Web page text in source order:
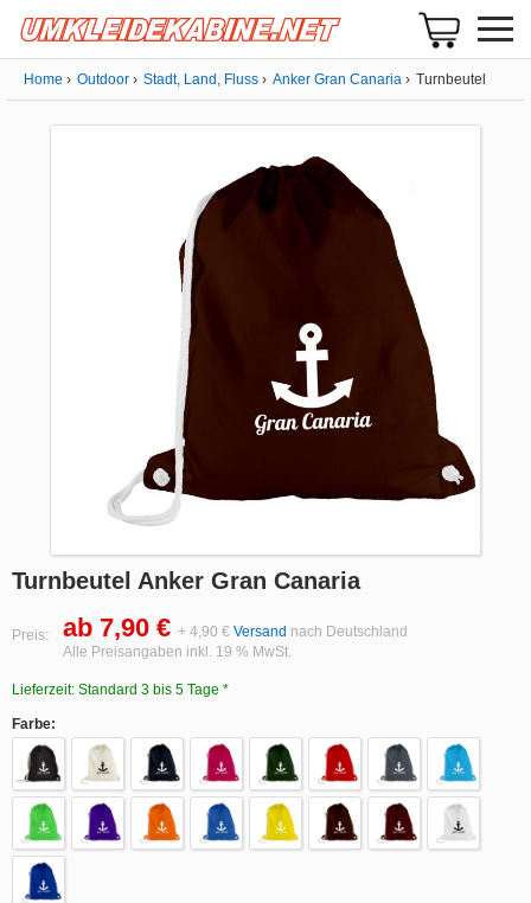
Home Outdoor Stadt, Land, Fluss Anker Gran Canaria Turnbeutel
Turnbeutel Anker Gran Canaria
Preis: ab 7,90 € + 4,90 € Versand nach Deutschland
Alle Preisangaben inkl. 19 % MwSt.
Lieferzeit: Standard 3 bis 5 Tage *
Farbe: